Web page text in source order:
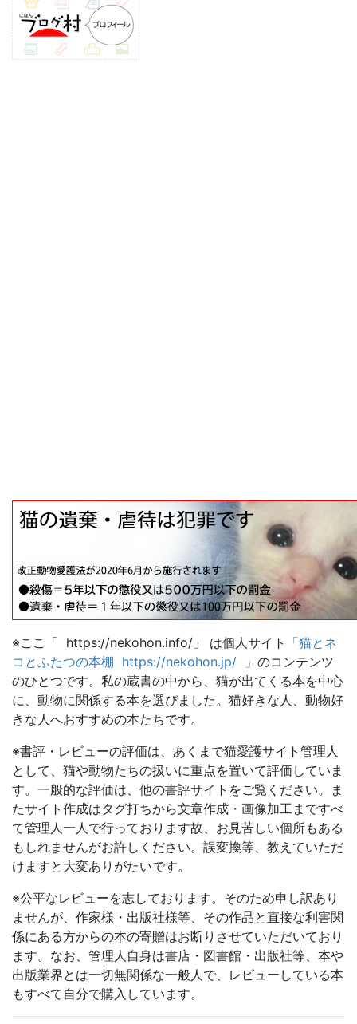
※ここ「 https://nekohon.info/」 は個人サイト
「猫とネ
コとふたつの本棚 https://nekohon.jp/ 」 のコンテンツ
のひとつです。私の蔵書の中から、猫が出てくる本を中心
に、動物に関係する本を選びました。猫好きな人、動物好
きな人へおすすめの本たちです。
※書評・レビューの評価は、あくまで猫愛護サイト管理人
として、猫や動物たちの扱いに重点を置いて評価していま
す。一般的な評価は、他の書評サイトをご覧ください。ま
たサイト作成はタグ打ちから文章作成・画像加工まですべ
て管理人一人で行っております故、お見苦しい個所もある
もしれませんがお許しください。誤変換等、教えていただ
けますと大変ありがたいです。
※公平なレビューを志しております。そのため申し訳あり
ませんが、作家様・出版社様等、その作品と直接な利害関
係にある方からの本の寄贈はお断りさせていただいており
ます。なお、管理人自身は書店・図書館・出版社等、本や
出版業界とは一切無関係な一般人で、レビューしている本
もすべて自分で購入しています。